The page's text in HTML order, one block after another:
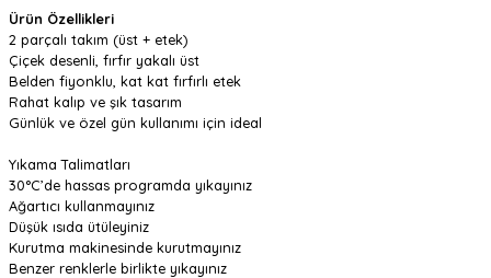
Ürün Özellikleri
2 parçalı takım (üst + etek)
Çiçek desenli, fırfır yakalı üst
Belden fiyonklu, kat kat fırfırlı etek
Rahat kalıp ve şık tasarım
Günlük ve özel gün kullanımı için ideal
Yıkama Talimatları
30°C’de hassas programda yıkayınız
Ağartıcı kullanmayınız
Düşük ısıda ütüleyiniz
Kurutma makinesinde kurutmayınız
Benzer renklerle birlikte yıkayınız